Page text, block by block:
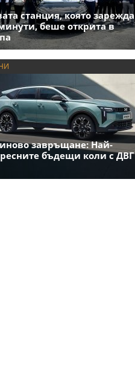
станция, която зарежда
беше открита в
завръщане: Най-
бъдещи коли с ДВГ